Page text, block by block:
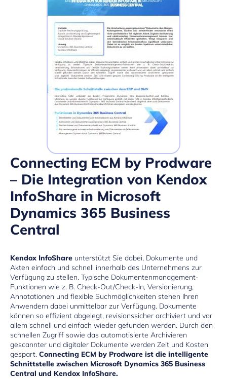
Connecting ECM by Prodware
– Die Integration von Kendox
InfoShare in Microsoft
Dynamics 365 Business
Central
Kendox InfoShare unterstützt Sie dabei, Dokumente und
Akten einfach und schnell innerhalb des Unternehmens zur
Verfügung zu stellen. Typische Dokumentenmanagement-
Funktionen wie z. B. Check-Out/Check-In, Versionierung,
Annotationen und flexible Suchmöglichkeiten stehen Ihren
Anwendern dabei unmittelbar zur Verfügung. Dokumente
können so effizient abgelegt, revisionssicher archiviert und vor
allem schnell und einfach wieder gefunden werden. Durch den
schnellen Zugriff sowie das automatisierte Archivieren
gescannter und digitaler Dokumente werden Zeit und Kosten
gespart. Connecting ECM by Prodware ist die intelligente
Schnittstelle zwischen Microsoft Dynamics 365 Business
Central und Kendox InfoShare.